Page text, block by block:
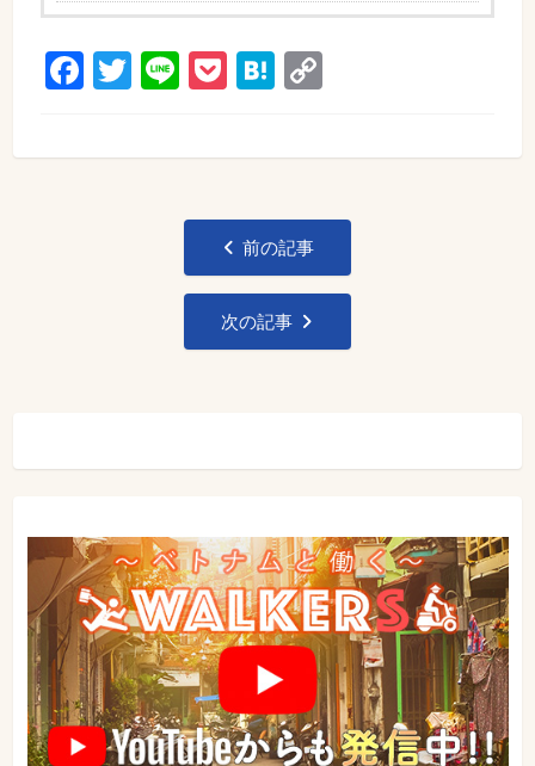
Facebook
Twitter
LinePocketHatena
Copy
シ
ン
前の記事
次の記事